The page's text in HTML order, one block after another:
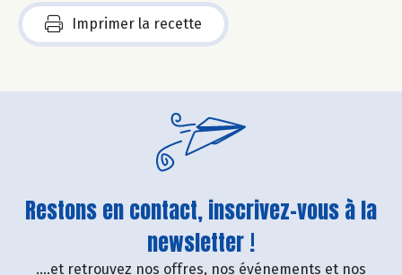
Imprimer la recette
Restons en contact, inscrivez-vous à la
newsletter !
....et retrouvez nos offres, nos événements et nos